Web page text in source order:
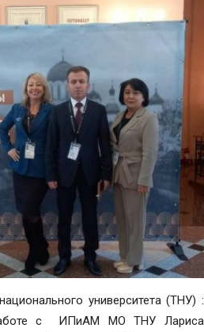
университета (ТНУ) :
с ИПиАМ МО ТНУ Лариса